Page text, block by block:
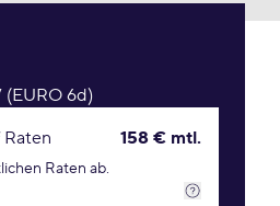
(EURO 6d)
Raten
Raten ab.
158 € mtl.